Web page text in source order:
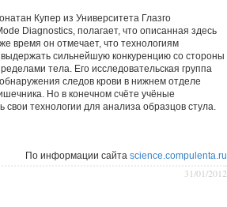
Купер из Университета Глазго
Diagnostics, полагает, что описанная здесь
время он отмечает, что технологиям
сильнейшую конкуренцию со стороны
тела. Его исследовательская группа
следов крови в нижнем отделе
Но в конечном счёте учёные
технологии для анализа образцов стула.
По информации сайта science.compulenta.ru
31/01/2012